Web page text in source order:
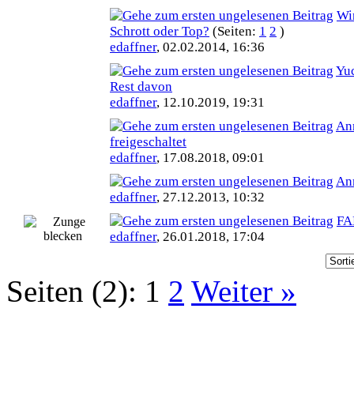
Schrott oder Top? (Seiten: 1 2 )
edaffner, 02.02.2014, 16:36
Rest davon
edaffner, 12.10.2019, 19:31
freigeschaltet
edaffner, 17.08.2018, 09:01
edaffner, 27.12.2013, 10:32
edaffner, 26.01.2018, 17:04
Seiten (2): 1 2 Weiter »